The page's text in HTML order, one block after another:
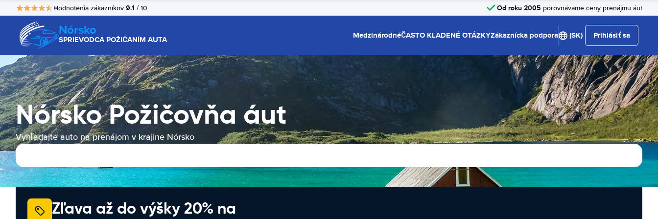
Hodnotenia zákazníkov 9.1 / 10 Od roku 2005 porovnávame ceny prenájmu áut
Nórsko
SPRIEVODCA POŽIČANÍM AUTA MedzinárodnéČASTO KLADENÉ OTÁZKYZákaznícka podpora (SK) Prihlásiť sa
Nórsko Požičovňa áut
Vyhľadajte auto na prenájom v krajine Nórsko
Zľava až do výšky 20% na